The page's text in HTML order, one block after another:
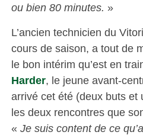
ou bien 80 minutes. »
L’ancien technicien du
cours de saison, a tout de
le bon intérim qu’est en
Harder, le jeune avant-
arrivé cet été (deux buts et
les deux rencontres que
« Je suis content de ce